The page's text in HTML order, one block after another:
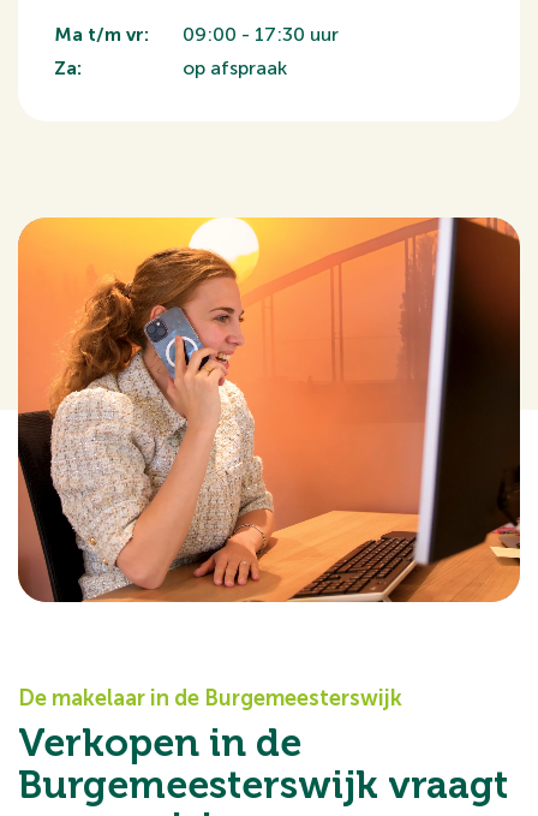
Ma t/m vr:
09:00 - 17:30 uur
Za:
op afspraak
De makelaar in de Burgemeesterswijk
Verkopen in de
Burgemeesterswijk vraagt